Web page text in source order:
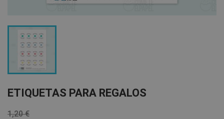
ETIQUETAS PARA REGALOS
1,20 €